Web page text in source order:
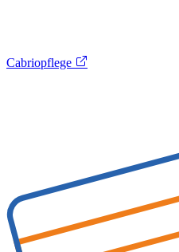
Cabriopflege